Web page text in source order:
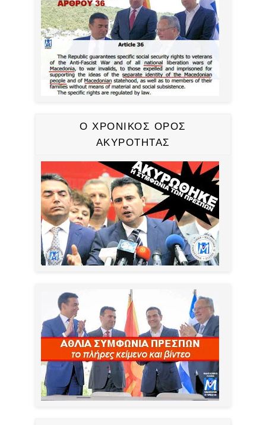
Ο ΧΡΟΝΙΚΟΣ ΟΡΟΣ
ΑΚΥΡΟΤΗΤΑΣ